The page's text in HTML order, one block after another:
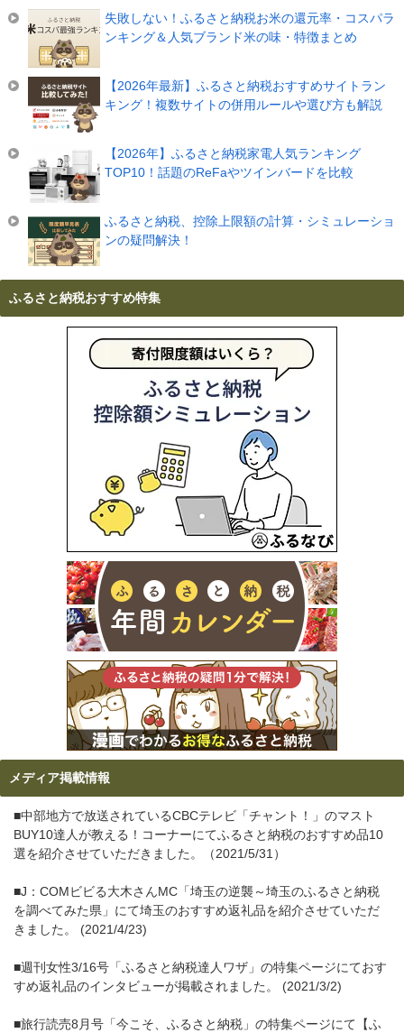
失敗しない！ふるさと納税お米の還元率・コスパラ
ンキング＆人気ブランド米の味・特徴まとめ
【2026年最新】ふるさと納税おすすめサイトラン
キング！複数サイトの併用ルールや選び方も解説
【2026年】ふるさと納税家電人気ランキング
TOP10！話題のReFaやツインバードを比較
ふるさと納税、控除上限額の計算・シミュレーショ
ンの疑問解決！
ふるさと納税おすすめ特集
メディア掲載情報
■中部地方で放送されているCBCテレビ「チャント！」のマスト
BUY10達人が教える！コーナーにてふるさと納税のおすすめ品10
選を紹介させていただきました。（2021/5/31）
■J：COMビビる大木さんMC「埼玉の逆襲～埼玉のふるさと納税
を調べてみた県」にて埼玉のおすすめ返礼品を紹介させていただ
きました。 (2021/4/23)
■週刊女性3/16号「ふるさと納税達人ワザ」の特集ページにておす
すめ返礼品のインタビューが掲載されました。 (2021/3/2)
■旅行読売8月号「今こそ、ふるさと納税」の特集ページにて【ふ